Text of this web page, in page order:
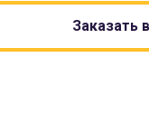
Заказать